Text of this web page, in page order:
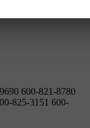
600-821-8780
825-3151 600-